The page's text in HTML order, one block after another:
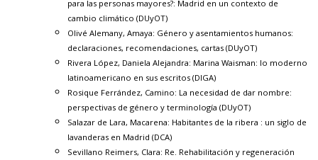
para las personas mayores?: Madrid en un contexto de
cambio climático (DUyOT)
Olivé Alemany, Amaya: Género y asentamientos humanos:
declaraciones, recomendaciones, cartas (DUyOT)
Rivera López, Daniela Alejandra: Marina Waisman: lo moderno
latinoamericano en sus escritos (DIGA)
Rosique Ferrández, Camino: La necesidad de dar nombre:
perspectivas de género y terminología (DUyOT)
Salazar de Lara, Macarena: Habitantes de la ribera : un siglo de
lavanderas en Madrid (DCA)
Sevillano Reimers, Clara: Re. Rehabilitación y regeneración